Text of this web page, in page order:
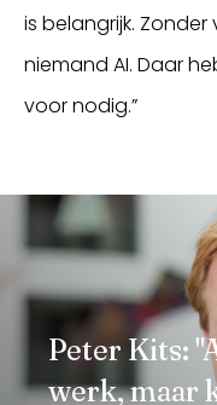
is belangrijk.
niemand AI. Daar
voor nodig.”
Peter Kits:
werk, maar